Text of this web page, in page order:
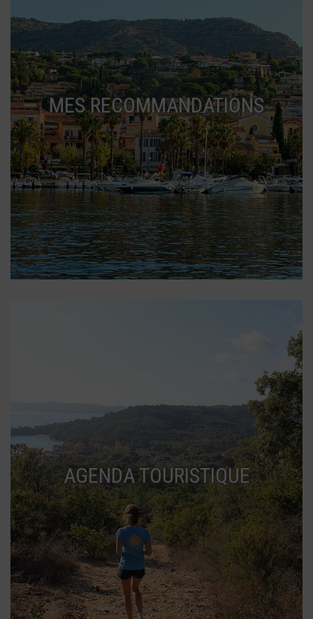
MES RECOMMANDATIONS
AGENDA TOURISTIQUE